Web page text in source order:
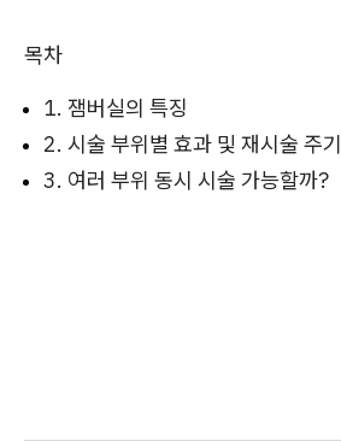
목차
1. 잼버실의 특징
2. 시술 부위별 효과 및 재시술 주기
3. 여러 부위 동시 시술 가능할까?